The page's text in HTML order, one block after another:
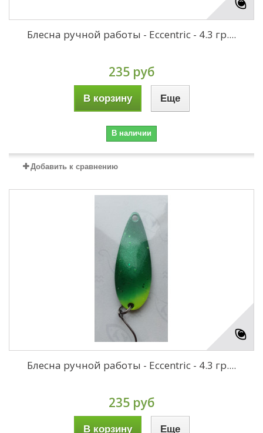
Блесна ручной работы - Eccentric - 4.3 гр....
235 руб
В корзину Еще
В наличии
Добавить к сравнению
Блесна ручной работы - Eccentric - 4.3 гр....
235 руб
В корзину Еще